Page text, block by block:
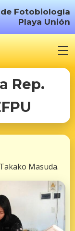
Fotobiología
Playa Unión
Rep.
Masuda.